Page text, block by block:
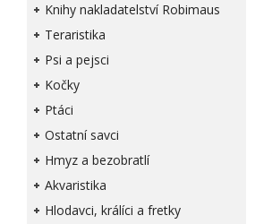
Knihy nakladatelství Robimaus
Teraristika
Psi a pejsci
Kočky
Ptáci
Ostatní savci
Hmyz a bezobratlí
Akvaristika
Hlodavci, králíci a fretky